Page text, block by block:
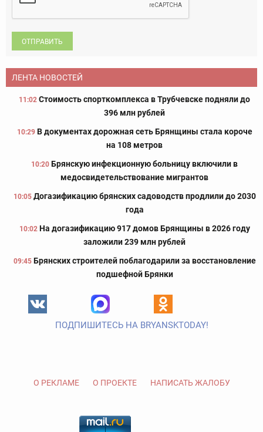
ОТПРАВИТЬ
ЛЕНТА НОВОСТЕЙ
11:02 Стоимость спорткомплекса в Трубчевске подняли до
396 млн рублей
10:29 В документах дорожная сеть Брянщины стала короче
на 108 метров
10:20 Брянскую инфекционную больницу включили в
медосвидетельствование мигрантов
10:05 Догазификацию брянских садоводств продлили до 2030
года
10:02 На догазификацию 917 домов Брянщины в 2026 году
заложили 239 млн рублей
09:45 Брянских строителей поблагодарили за восстановление
подшефной Брянки
ПОДПИШИТЕСЬ НА BRYANSKTODAY!
О РЕКЛАМЕ О ПРОЕКТЕ НАПИСАТЬ ЖАЛОБУ